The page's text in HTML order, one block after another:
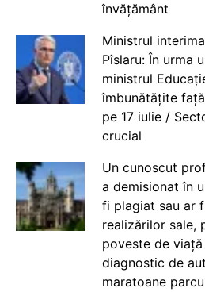
învățământ
Ministrul
Pîslaru: În urma
ministrul
îmbunătățite
pe 17 iulie /
crucial
Un cunoscut
a demisionat în
fi plagiat sau ar
realizărilor sale,
poveste de
diagnostic de
maratoane